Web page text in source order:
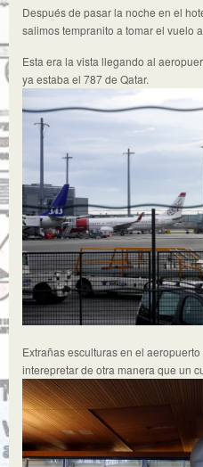
Después de pasar la noche en el
salimos tempranito a tomar el vuelo
Esta era la vista llegando al
ya estaba el 787 de Qatar.
Extrañas esculturas en el
interepretar de otra manera que un